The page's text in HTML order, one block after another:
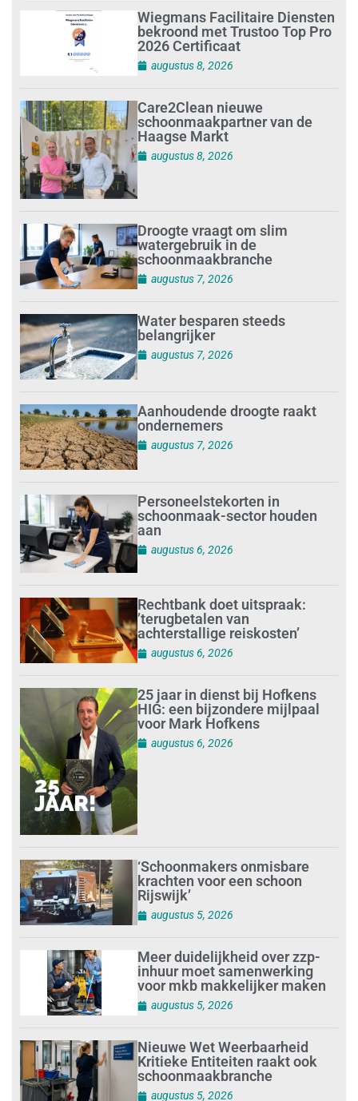
Wiegmans Facilitaire Diensten
bekroond met Trustoo Top Pro
2026 Certificaat
augustus 8, 2026
Care2Clean nieuwe
schoonmaakpartner van de
Haagse Markt
augustus 8, 2026
Droogte vraagt om slim
watergebruik in de
schoonmaakbranche
augustus 7, 2026
Water besparen steeds
belangrijker
augustus 7, 2026
Aanhoudende droogte raakt
ondernemers
augustus 7, 2026
Personeelstekorten in
schoonmaak-sector houden
aan
augustus 6, 2026
Rechtbank doet uitspraak:
’terugbetalen van
achterstallige reiskosten’
augustus 6, 2026
25 jaar in dienst bij Hofkens
HIG: een bijzondere mijlpaal
voor Mark Hofkens
augustus 6, 2026
‘Schoonmakers onmisbare
krachten voor een schoon
Rijswijk’
augustus 5, 2026
Meer duidelijkheid over zzp-
inhuur moet samenwerking
voor mkb makkelijker maken
augustus 5, 2026
Nieuwe Wet Weerbaarheid
Kritieke Entiteiten raakt ook
schoonmaakbranche
augustus 5, 2026